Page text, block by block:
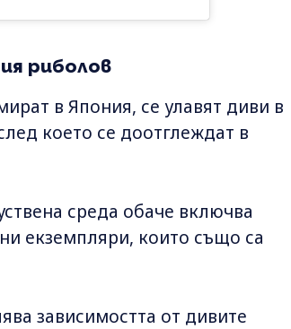
риболов
в Япония, се улавят диви в
което се доотглеждат в
среда обаче включва
екземпляри, които също са
зависимостта от дивите